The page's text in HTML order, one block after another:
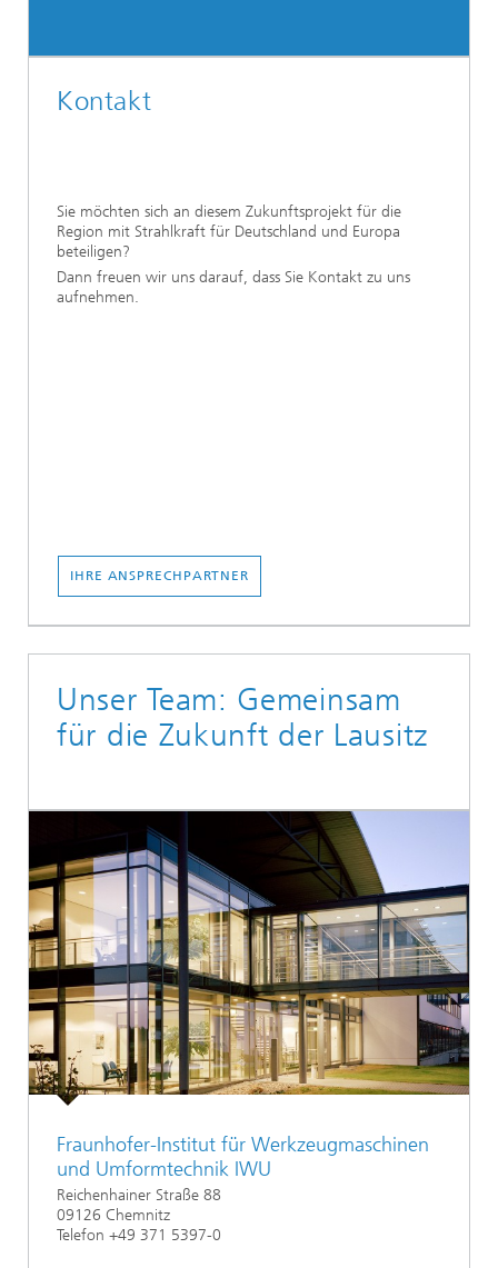
Kontakt
Sie möchten sich an diesem Zukunftsprojekt für die
Region mit Strahlkraft für Deutschland und Europa
beteiligen?
Dann freuen wir uns darauf, dass Sie Kontakt zu uns
aufnehmen.
IHRE ANSPRECHPARTNER
Unser Team: Gemeinsam
für die Zukunft der Lausitz
Fraunhofer-Institut für Werkzeugmaschinen
und Umformtechnik IWU
Reichenhainer Straße 88
09126 Chemnitz
Telefon +49 371 5397-0